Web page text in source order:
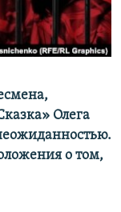
Олега
о том,